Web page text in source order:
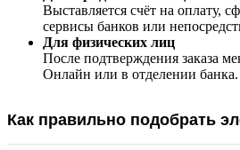
Выставляется счёт на оплату,
сервисы банков или
Для физических лиц
После подтверждения заказа
Онлайн или в отделении банка.
Как правильно подобрать